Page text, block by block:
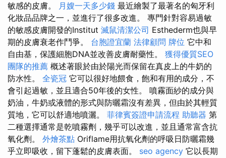
敏感的皮膚。 月嫂一天多少錢 最近繪製了最著名的匈牙利
化妝品品牌之一，並進行了很多改進。 專門針對容易過敏
的敏感皮膚開發的Institut 滅鼠清潔公司 Esthederm也與早
期的皮膚衰老作鬥爭。 台胞證宜蘭 法律顧問 牌位 它中和
自由基，保護細胞DNA並改善皮膚耐藥性。 獲得優質SEO
團隊的推薦 概述著眼於由於陽光而保留在真皮上的牛奶的
防水性。 全瓷冠 它可以很好地餵食，飽和有用的成分，不
會引起過敏，並且適合50年後的女性。 噴霧面紗的成分與
奶油，牛奶或液體的形式與防曬霜沒有差異，但由於其輕質
質地，它可以舒適地噴灑。 菲律賓簽證申請流程 助聽器 第
二種選擇通常是乾噴霧劑，幾乎可以改進，並且通常富含抗
氧化劑。 外燴茶點 Oriflame用抗氧化劑的呼吸日防曬霜幾
乎立即吸收，留下蓬鬆的皮膚表面。 seo agency 它以長期